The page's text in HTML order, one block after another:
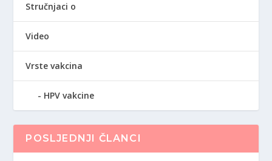
Stručnjaci o
Video
Vrste vakcina
HPV vakcine
POSLJEDNJI ČLANCI